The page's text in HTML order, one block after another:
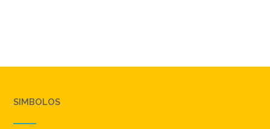
SIMBOLOS